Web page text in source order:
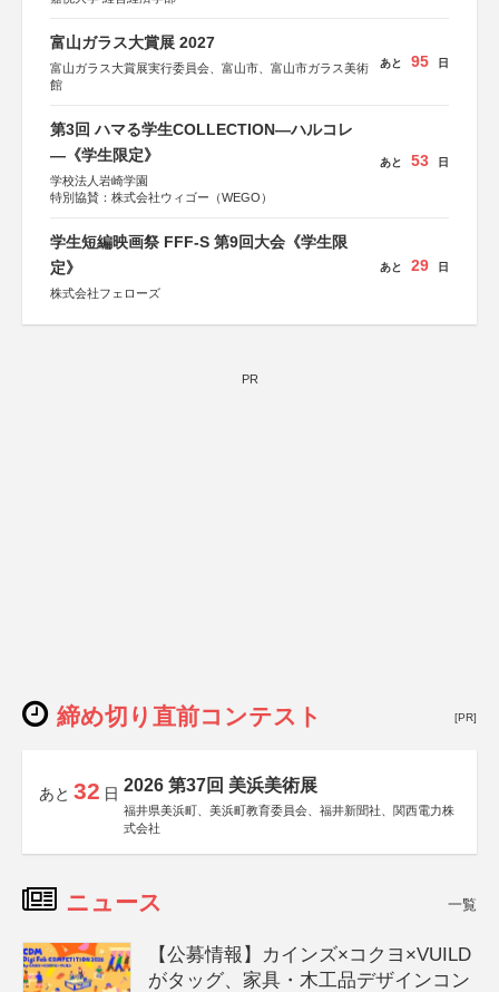
富山ガラス大賞展 2027
富山ガラス大賞展実行委員会、富山市、富山市ガラス美術
館
あと 95 日
第3回 ハマる学生COLLECTION―ハルコレ
―《学生限定》
学校法人岩崎学園
特別協賛：株式会社ウィゴー（WEGO）
あと 53 日
学生短編映画祭 FFF-S 第9回大会《学生限
定》
株式会社フェローズ
あと 29 日
PR
締め切り直前コンテスト [PR]
あと 32 日 2026 第37回 美浜美術展
福井県美浜町、美浜町教育委員会、福井新聞社、関西電力株
式会社
ニュース 一覧
【公募情報】カインズ×コクヨ×VUILD
がタッグ、家具・木工品デザインコン